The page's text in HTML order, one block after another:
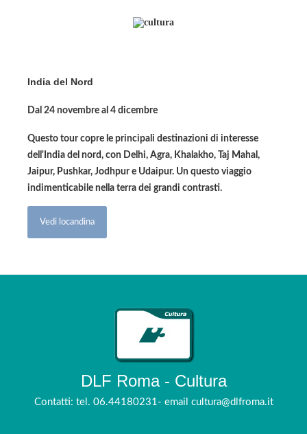
India del Nord
Dal 24 novembre al 4 dicembre
Questo tour copre le principali destinazioni di interesse
dell'India del nord, con Delhi, Agra, Khalakho, Taj Mahal,
Jaipur, Pushkar, Jodhpur e Udaipur. Un questo viaggio
indimenticabile nella terra dei grandi contrasti.
Vedi locandina
DLF Roma - Cultura
Contatti: tel. 06.44180231- email cultura@dlfroma.it